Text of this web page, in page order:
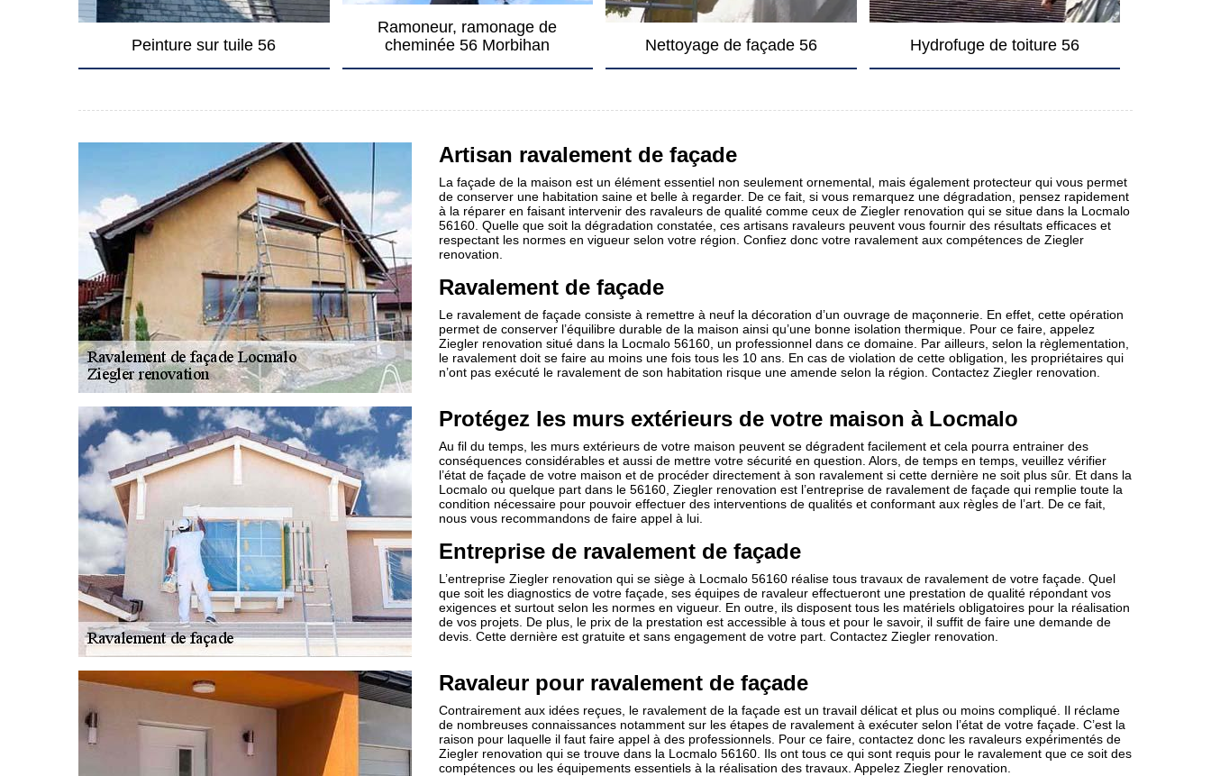
Peinture sur tuile 56
Ramoneur, ramonage de
cheminée 56 Morbihan
Nettoyage de façade 56 Hydrofuge de toiture 56
Artisan ravalement de façade
La façade de la maison est un élément essentiel non seulement ornemental, mais également protecteur qui vous permet
de conserver une habitation saine et belle à regarder. De ce fait, si vous remarquez une dégradation, pensez rapidement
à la réparer en faisant intervenir des ravaleurs de qualité comme ceux de Ziegler renovation qui se situe dans la Locmalo
56160. Quelle que soit la dégradation constatée, ces artisans ravaleurs peuvent vous fournir des résultats efficaces et
respectant les normes en vigueur selon votre région. Confiez donc votre ravalement aux compétences de Ziegler
renovation.
Ravalement de façade
Le ravalement de façade consiste à remettre à neuf la décoration d’un ouvrage de maçonnerie. En effet, cette opération
permet de conserver l’équilibre durable de la maison ainsi qu’une bonne isolation thermique. Pour ce faire, appelez
Ziegler renovation situé dans la Locmalo 56160, un professionnel dans ce domaine. Par ailleurs, selon la règlementation,
le ravalement doit se faire au moins une fois tous les 10 ans. En cas de violation de cette obligation, les propriétaires qui
n’ont pas exécuté le ravalement de son habitation risque une amende selon la région. Contactez Ziegler renovation.
Protégez les murs extérieurs de votre maison à Locmalo
Au fil du temps, les murs extérieurs de votre maison peuvent se dégradent facilement et cela pourra entrainer des
conséquences considérables et aussi de mettre votre sécurité en question. Alors, de temps en temps, veuillez vérifier
l’état de façade de votre maison et de procéder directement à son ravalement si cette dernière ne soit plus sûr. Et dans la
Locmalo ou quelque part dans le 56160, Ziegler renovation est l’entreprise de ravalement de façade qui remplie toute la
condition nécessaire pour pouvoir effectuer des interventions de qualités et conformant aux règles de l’art. De ce fait,
nous vous recommandons de faire appel à lui.
Entreprise de ravalement de façade
L’entreprise Ziegler renovation qui se siège à Locmalo 56160 réalise tous travaux de ravalement de votre façade. Quel
que soit les diagnostics de votre façade, ses équipes de ravaleur effectueront une prestation de qualité répondant vos
exigences et surtout selon les normes en vigueur. En outre, ils disposent tous les matériels obligatoires pour la réalisation
de vos projets. De plus, le prix de la prestation est accessible à tous et pour le savoir, il suffit de faire une demande de
devis. Cette dernière est gratuite et sans engagement de votre part. Contactez Ziegler renovation.
Ravaleur pour ravalement de façade
Contrairement aux idées reçues, le ravalement de la façade est un travail délicat et plus ou moins compliqué. Il réclame
de nombreuses connaissances notamment sur les étapes de ravalement à exécuter selon l’état de votre façade. C’est la
raison pour laquelle il faut faire appel à des professionnels. Pour ce faire, contactez donc les ravaleurs expérimentés de
Ziegler renovation qui se trouve dans la Locmalo 56160. Ils ont tous ce qui sont requis pour le ravalement que ce soit des
compétences ou les équipements essentiels à la réalisation des travaux. Appelez Ziegler renovation.